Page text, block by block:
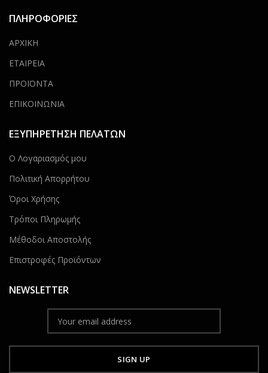
ΠΛΗΡΟΦΟΡΙΕΣ
ΑΡΧΙΚΗ
ΕΤΑΙΡΕΙΑ
ΠΡΟΪΟΝΤΑ
ΕΠΙΚΟΙΝΩΝΙΑ
ΕΞΥΠΗΡΕΤΗΣΗ ΠΕΛΑΤΩΝ
Ο Λογαριασμός μου
Πολιτική Απορρήτου
Όροι Χρήσης
Τρόποι Πληρωμής
Μέθοδοι Αποστολής
Επιστροφές Προϊόντων
NEWSLETTER